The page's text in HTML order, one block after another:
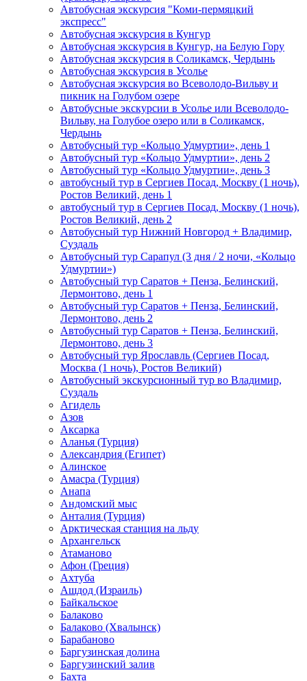
Автобусная экскурсия "Коми-пермяцкий
экспресс"
Автобусная экскурсия в Кунгур
Автобусная экскурсия в Кунгур, на Белую Гору
Автобусная экскурсия в Соликамск, Чердынь
Автобусная экскурсия в Усолье
Автобусная экскурсия во Всеволодо-Вильву и
пикник на Голубом озере
Автобусные экскурсии в Усолье или Всеволодо-
Вильву, на Голубое озеро или в Соликамск,
Чердынь
Автобусный тур «Кольцо Удмуртии», день 1
Автобусный тур «Кольцо Удмуртии», день 2
Автобусный тур «Кольцо Удмуртии», день 3
автобусный тур в Сергиев Посад, Москву (1 ночь),
Ростов Великий, день 1
автобусный тур в Сергиев Посад, Москву (1 ночь),
Ростов Великий, день 2
Автобусный тур Нижний Новгород + Владимир,
Суздаль
Автобусный тур Сарапул (3 дня / 2 ночи, «Кольцо
Удмуртии»)
Автобусный тур Саратов + Пенза, Белинский,
Лермонтово, день 1
Автобусный тур Саратов + Пенза, Белинский,
Лермонтово, день 2
Автобусный тур Саратов + Пенза, Белинский,
Лермонтово, день 3
Автобусный тур Ярославль (Сергиев Посад,
Москва (1 ночь), Ростов Великий)
Автобусный экскурсионный тур во Владимир,
Суздаль
Агидель
Азов
Аксарка
Аланья (Турция)
Александрия (Египет)
Алинское
Амасра (Турция)
Анапа
Андомский мыс
Анталия (Турция)
Арктическая станция на льду
Архангельск
Атаманово
Афон (Греция)
Ахтуба
Ашдод (Израиль)
Байкальское
Балаково
Балаково (Хвалынск)
Барабаново
Баргузинская долина
Баргузинский залив
Бахта